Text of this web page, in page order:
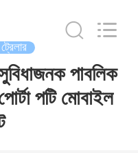
পাবলিক
পটি মোবাইল